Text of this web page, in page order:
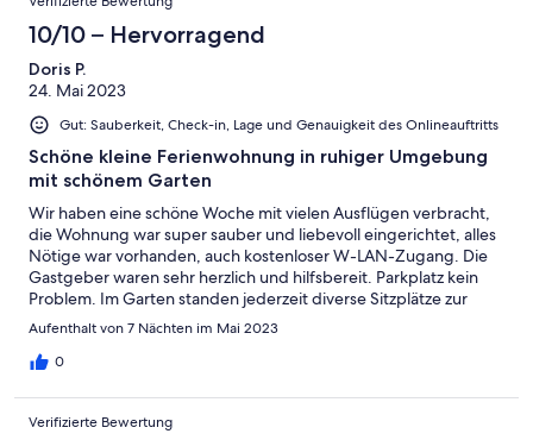
10/10 – Hervorragend
Doris P.
24. Mai 2023
Gut: Sauberkeit, Check-in, Lage und Genauigkeit des Onlineauftritts
Schöne kleine Ferienwohnung in ruhiger Umgebung
mit schönem Garten
Wir haben eine schöne Woche mit vielen Ausflügen verbracht,
die Wohnung war super sauber und liebevoll eingerichtet, alles
Nötige war vorhanden, auch kostenloser W-LAN-Zugang. Die
Gastgeber waren sehr herzlich und hilfsbereit. Parkplatz kein
Problem. Im Garten standen jederzeit diverse Sitzplätze zur
Verfügung. Für einen entspannenden Urlaub perfekt!
Aufenthalt von 7 Nächten im Mai 2023
0
Verifizierte Bewertung